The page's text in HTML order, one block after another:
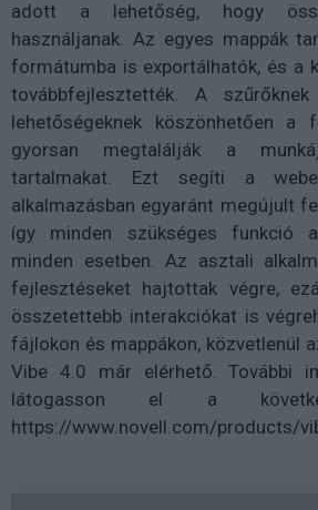
adott a lehetőség, hogy
használjanak. Az egyes mappák
formátumba is exportálhatók, és a
továbbfejlesztették. A
lehetőségeknek köszönhetően a
gyorsan megtalálják a
tartalmakat. Ezt segíti a
alkalmazásban egyaránt megújult
így minden szükséges funkció
minden esetben. Az asztali
fejlesztéseket hajtottak végre,
összetettebb interakciókat is
fájlokon és mappákon, közvetlenül
Vibe 4.0 már elérhető. További
látogasson el a
https://www.novell.com/products/